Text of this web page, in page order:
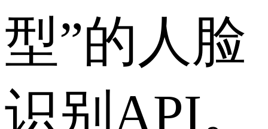
型”的人脸
识别API。